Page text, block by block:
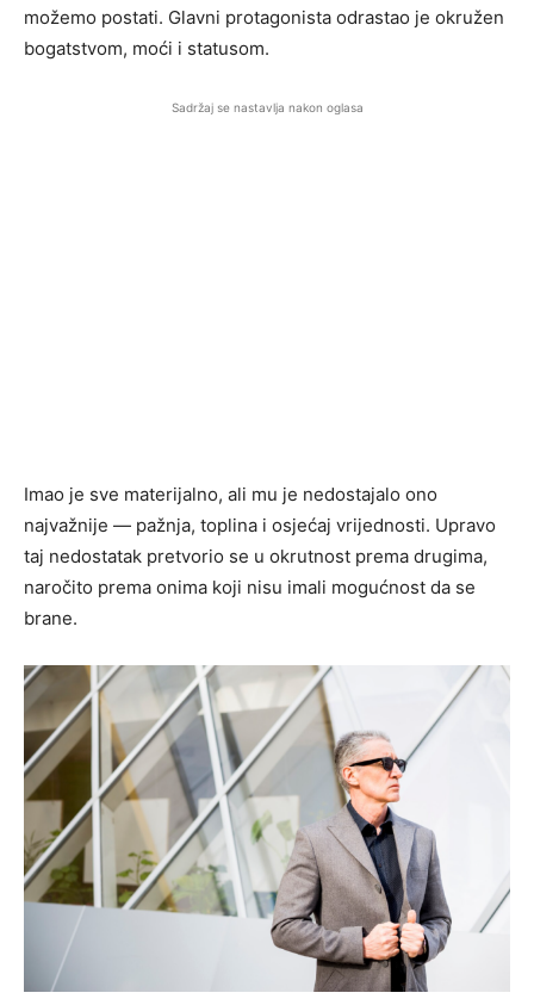
možemo postati. Glavni protagonista odrastao je okružen
bogatstvom, moći i statusom.
Sadržaj se nastavlja nakon oglasa
Imao je sve materijalno, ali mu je nedostajalo ono
najvažnije — pažnja, toplina i osjećaj vrijednosti. Upravo
taj nedostatak pretvorio se u okrutnost prema drugima,
naročito prema onima koji nisu imali mogućnost da se
brane.